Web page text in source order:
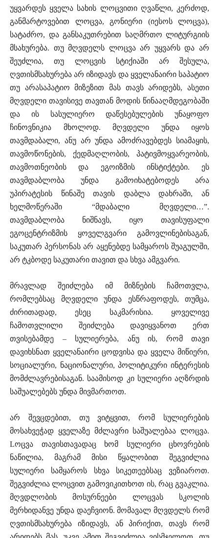
უყვარდეს ყველა სახის ლოცვითი ღვაწლი, კერძოდ,
განმარტოვებით ლოცვა, გონიერი (იესოს ლოცვა),
სატაძრო, და განსაკუთრებით საღმრთო ლიტურგიის
მსახურება. თუ მღვდელს ლოცვა არ უყვარს და არ
შეუძლია, თუ ლოცვის სტიქიაში არ შესულა,
ღვთისმსახურება არ იზიდავს და ყველანაირი საპატიო
თუ არასაპატიო მიზეზით მას თავს არიდებს, ასეთი
მღვდელი თავისივე თავთან მოდის წინააღმდეგობაში
და ის სასულიერო დაწესებულების უნაყოფო
ჩინოვნიკია მხოლოდ. მღვდელი უნდა იყოს
თავმდაბალი, ანუ არ უნდა ამოძრავებდეს სიამაყის,
თავმოწონების, ქედმაღლობის, პატივმოყვარეობის,
თავმოთნეობის და ეგოიზმის ინსტიქტები. ეს
თავმდაბლობა უნდა გამოიხატებოდეს არა
უპირატესის წინაშე თავის დაბლა დახრაში, ან
ხელმოწერაში “მდაბალი მღვდელი…”.
თავმდაბლობა ნიშნავს, იყო თავისუფალი
ეგოცენტრიზმის ყოველგვარი გამოვლინებისაგან,
საკუთარ პერსონას არ აყენებდე სამყაროს შუაგულში,
არ ტკბოდე საკუთარი თავით და სხვა ამგვარი.
მრავლად შეიძლება იმ მიზნების ჩამოთვლა,
რომლებსაც მღვდელი უნდა ესწრაფოდეს, თუმცა,
ძირითადად, ესეც საკმარისია. ყოველივე
ჩამოთვლილი შეიძლება დავიყვანოთ ერთ
თვისებამდე – სულიერება, ანუ ის, რომ თავი
დავიხსნათ ყველანაირი ცოდვისა და ყველა მიწიერი,
სოციალური, ნაციონალური, პოლიტიკური ინტერესის
მომძლავრებისაგან. საამისოდ კი სულიერი აღზრდის
საშუალებებს უნდა მივმართოთ.
არ შევცდებით, თუ ვიტყვით, რომ სულიერების
მოსახვეჭად ყველაზე მძლავრი საშუალებაა ლოცვა.
Lოცვა თავისთავადაც ხომ სულიერი ცხოვრების
ნაწილია, მაგრამ მისი წყალობით შეგვიძლია
სულიერი სამყაროს სხვა სიკეთეებსაც ვეზიაროთ.
შეგვიძლია ლოცვით გამოვიკითხოთ ის, რაც გვაკლია.
მღვდლობის მოსურნეები ლოცვას სკოლის
მერხიდანვე უნდა დაეჩვიონ. მომავალ მღვდელს რომ
ღვთისმსახურება იზიდავს, ან პირიქით, თავს რომ